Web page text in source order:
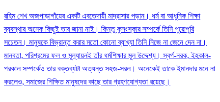
রহিম শেখ অজপাড়াগাঁয়ের একটি এবতেদায়ী মাদ্রাসার পড়ান। ধর্ম বা আধুনিক শিক্ষা
ব্যবস্থার অনেক কিছুই তার জানা নাই। কিন্তু কুসংস্কার সম্পর্কে তিনি পুরোপুরি
সচেতন। মানুষকে বিভ্রান্ত করার মতো কোনো ব্যাখ্যা তিনি নিজে না জেনে দেন না।
মানবতা, পরিশ্রমের ফল ও মূল্যায়নই তাঁর ধর্মশিক্ষার মূল উদ্দেশ্য। স্বর্গ-নরক, ইহকাল-
পরকাল সম্পর্কেও তার বক্তব্যটা অত্যন্ত সহজ-সরল। অনেকেই তাকে ইমানদার মনে না
করলেও, সমাজের শিক্ষিত মানুষদের কাছে তার গ্রহণযোগ্যতা রয়েছে।